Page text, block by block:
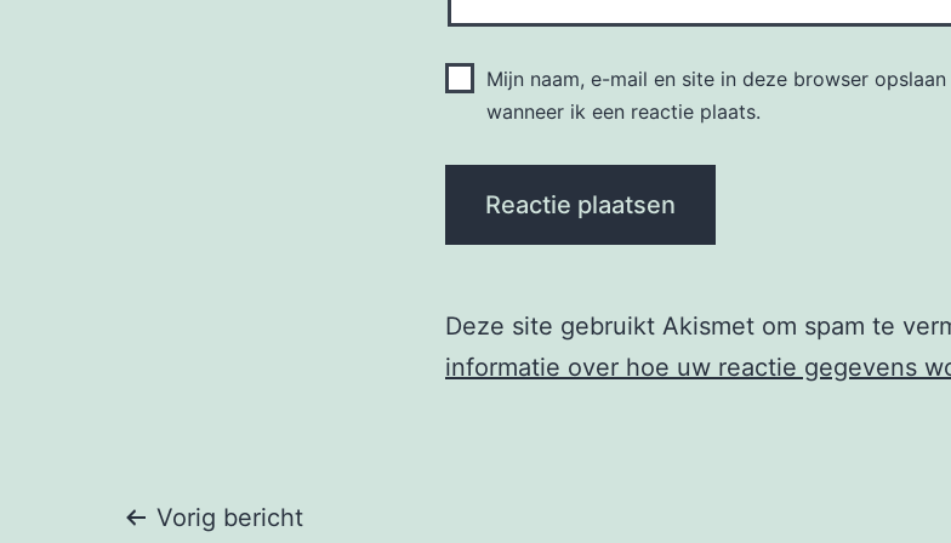
Mijn naam, e-mail en site in deze browser
wanneer ik een reactie plaats.
Deze site gebruikt Akismet om spam te
informatie over hoe uw reactie gegevens
Vorig bericht